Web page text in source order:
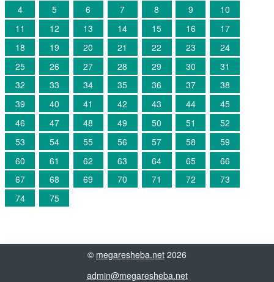
4 5 6 7 8 9
10
11
12 13 14 15 16
17
18
19 20 21 22 23
24
25
26 27 28 29 30
31
32
33 34 35 36 37
38
39
40 41 42 43 44
45
46
47 48 49 50 51
52
53
54 55 56 57 58
59
60
61 62 63 64 65
66
67
68 69 70 71 72
73
74
75
© megaresheba.net 2026
admin@megaresheba.net